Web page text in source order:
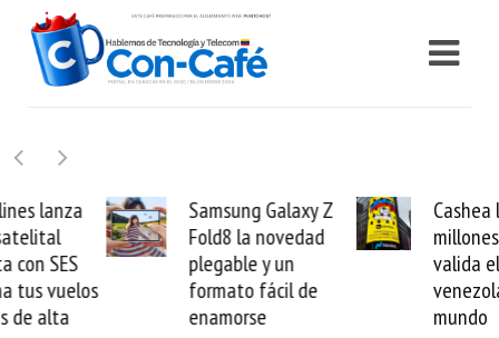
Samsung Galaxy Z
Fold8 la novedad
plegable y un
formato fácil de
Cashea levanta 100
millones de dólares y
valida el crédito del
venezolano ante el